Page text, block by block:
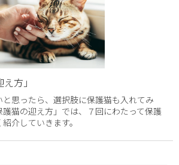
方」
思ったら、選択肢に保護猫も入れてみ
護猫の迎え方」では、７回にわたって保護
介していきます。